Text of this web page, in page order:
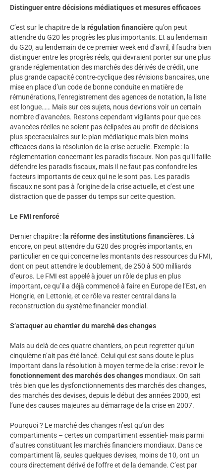
Distinguer entre décisions médiatiques et mesures efficaces
C’est sur le chapitre de la régulation financièrequ’on peut
attendre du G20 les progrès les plus importants. Et au lendemain
du G20, au lendemain de ce premier week end d’avril, il faudra bien
distinguer entre les progrès réels, qui devraient porter sur une plus
grande réglementation des marchés des dérivés de crédit, une
plus grande capacité contre-cyclique des révisions bancaires, une
mise en place d’un code de bonne conduite en matière de
rémunérations, l’enregistrement des agences de notation, la liste
est longue…… Mais sur ces sujets, nous devrions voir un certain
nombre d’avancées. Restons cependant vigilants pour que ces
avancées réelles ne soient pas éclipsées au profit de décisions
plus spectaculaires sur le plan médiatique mais bien moins
efficaces dans la résolution de la crise actuelle. Exemple : la
réglementation concernant les paradis fiscaux. Non pas qu’il faille
défendre les paradis fiscaux, mais il ne faut pas confondre les
facteurs importants de ceux qui ne le sont pas. Les paradis
fiscaux ne sont pas à l’origine de la crise actuelle, et c’est une
distraction que de passer du temps sur cette question.
Le FMI renforcé
Dernier chapitre : la réforme des institutions financières. Là
encore, on peut attendre du G20 des progrès importants, en
particulier en ce qui concerne les montants des ressources du FMI,
dont on peut attendre le doublement, de 250 à 500 milliards
d’euros. Le FMI est appelé à jouer un rôle de plus en plus
important, ce qu’il a déjà commencé à faire en Europe de l’Est, en
Hongrie, en Lettonie, et ce rôle va rester central dans la
reconstruction du système financier mondial.
S’attaquer au chantier du marché des changes
Mais au delà de ces quatre chantiers, on peut regretter qu’un
cinquième n’ait pas été lancé. Celui qui est sans doute le plus
important dans la résolution à moyen terme de la crise : revoir le
fonctionnement des marchés des changes mondiaux. On sait
très bien que les dysfonctionnements des marchés des changes,
des marchés des devises, depuis le début des années 2000, est
l’une des causes majeures au démarrage de la crise en 2007.
Pourquoi ? Le marché des changes n’est qu’un des
compartiments – certes un compartiment essentiel- mais parmi
d’autres constituant les marchés financiers mondiaux. Dans ce
compartiment là, seules quelques devises, moins de 10, ont un
cours directement dérivé de l’offre et de la demande. C’est par